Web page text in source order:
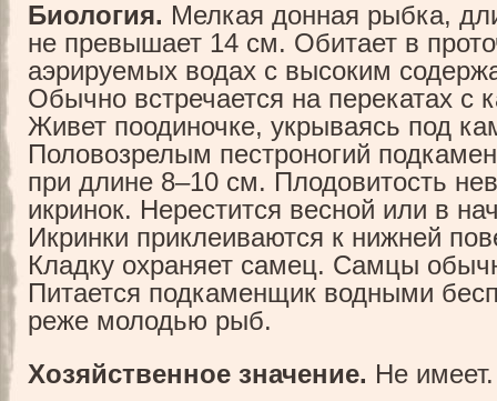
Биология. Мелкая донная рыбка,
не превышает 14 см. Обитает в
аэрируемых водах с высоким
Обычно встречается на перекатах с
Живет поодиночке, укрываясь под
Половозрелым пестроногий
при длине 8–10 см. Плодовитость
икринок. Нерестится весной или в
Икринки приклеиваются к нижней
Кладку охраняет самец. Самцы
Питается подкаменщик водными
реже молодью рыб.
Хозяйственное значение. Не имеет.